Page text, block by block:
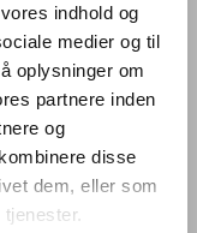
indhold og
medier og til
oplysninger om
partnere inden
og
disse
dem, eller som
viden om handel i
mellem